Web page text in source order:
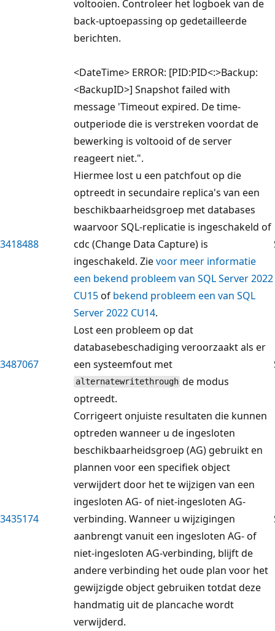
voltooien. Controleer het logboek van de
back-uptoepassing op gedetailleerde
berichten.
<DateTime> ERROR: [PID:PID<:>Backup:
<BackupID>] Snapshot failed with
message 'Timeout expired. De time-
outperiode die is verstreken voordat de
bewerking is voltooid of de server
reageert niet.".
3418488
Hiermee lost u een patchfout op die
optreedt in secundaire replica's van een
beschikbaarheidsgroep met databases
waarvoor SQL-replicatie is ingeschakeld of
cdc (Change Data Capture) is
ingeschakeld. Zievoor meer informatie
een bekend probleem van SQL Server 2022
CU15of bekend probleem een van SQL
Server 2022 CU14.
3487067
Lost een probleem op dat
databasebeschadiging veroorzaakt als er
een systeemfout met
alternatewritethrough de modus
optreedt.
3435174
Corrigeert onjuiste resultaten die kunnen
optreden wanneer u de ingesloten
beschikbaarheidsgroep (AG) gebruikt en
plannen voor een specifiek object
verwijdert door het te wijzigen van een
ingesloten AG- of niet-ingesloten AG-
verbinding. Wanneer u wijzigingen
aanbrengt vanuit een ingesloten AG- of
niet-ingesloten AG-verbinding, blijft de
andere verbinding het oude plan voor het
gewijzigde object gebruiken totdat deze
handmatig uit de plancache wordt
verwijderd.